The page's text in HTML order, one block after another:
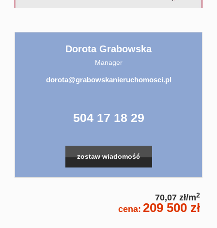
Dorota Grabowska
Manager
dorota@grabowskanieruchomosci.pl
504 17 18 29
zostaw wiadomość
70,07 zł/m2
cena: 209 500 zł